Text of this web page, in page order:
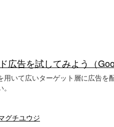
広告を試してみよう（
用いて広いターゲット層に広告
グチユウジ